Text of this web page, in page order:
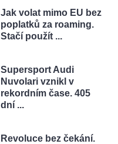
Jak volat mimo EU bez
poplatků za roaming.
Stačí použít ...
Supersport Audi
Nuvolari vznikl v
rekordním čase. 405
dní ...
Revoluce bez čekání.